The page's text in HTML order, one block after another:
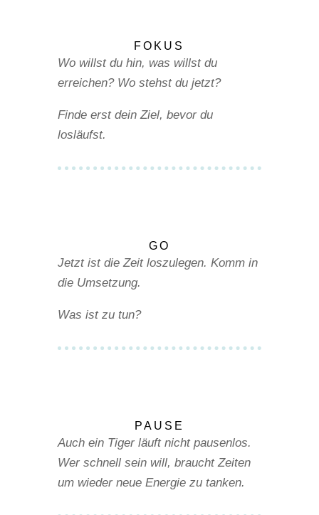
FOKUS
Wo willst du hin, was willst du
erreichen? Wo stehst du jetzt?
Finde erst dein Ziel, bevor du
losläufst.
GO
Jetzt ist die Zeit loszulegen. Komm in
die Umsetzung.
Was ist zu tun?
PAUSE
Auch ein Tiger läuft nicht pausenlos.
Wer schnell sein will, braucht Zeiten
um wieder neue Energie zu tanken.